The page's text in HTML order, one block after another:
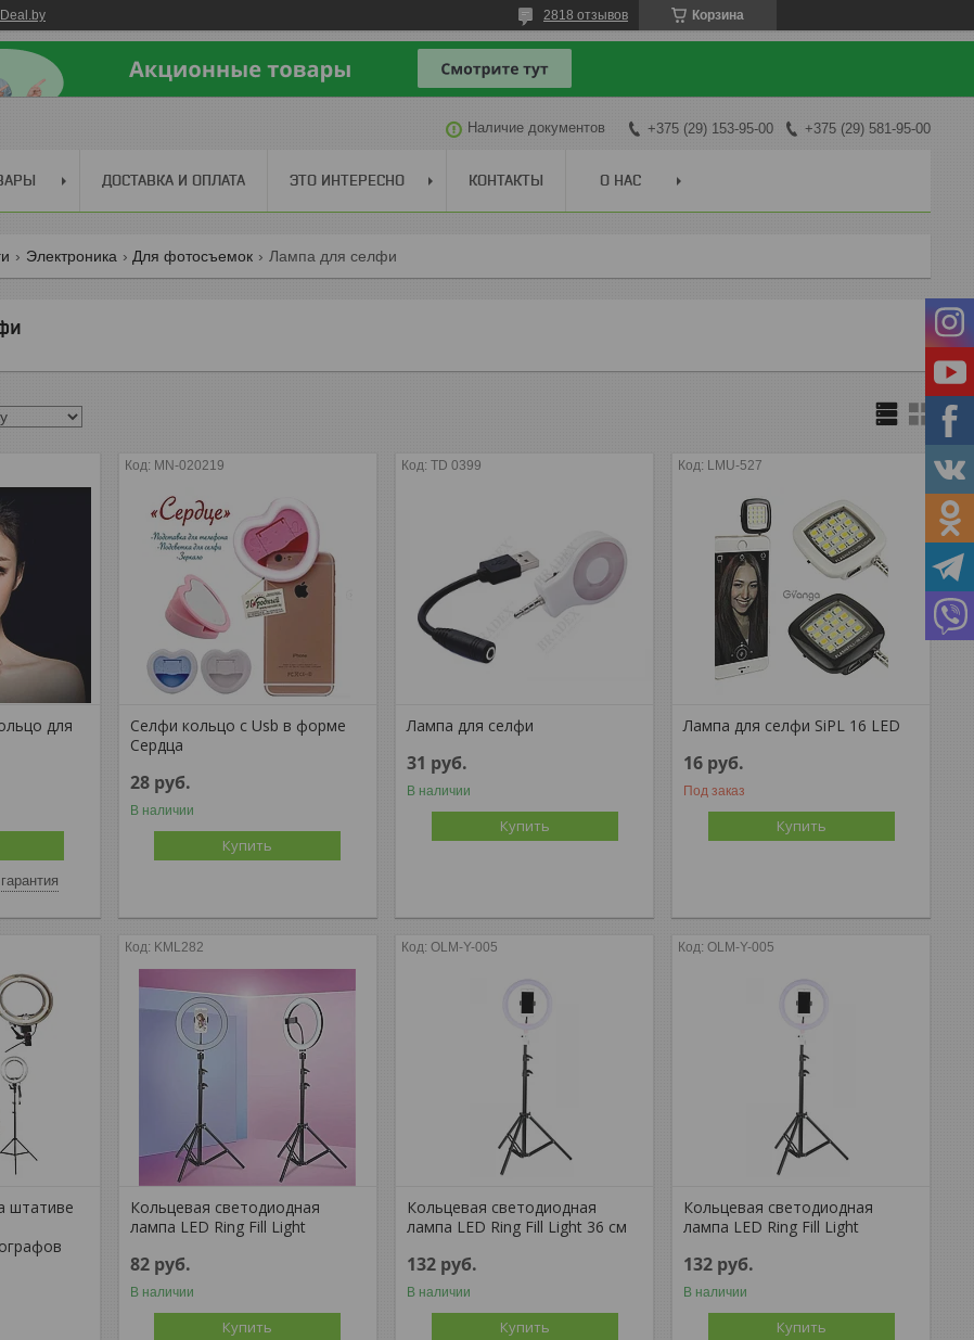
Корзина
2818 отзывов
Наличие документов +375 (29) 153-95-00 +375 (29) 581-95-00
ДОСТАВКА И ОПЛАТА ЭТО ИНТЕРЕСНО КОНТАКТЫ О НАС
Электроника Для фотосъемок Лампа для селфи
для
MN-020219
Селфи кольцо c Usb в форме
Сердца
28 руб.
В наличии
Купить
TD 0399
Лампа для селфи
31 руб.
В наличии
Купить
LMU-527
Лампа для селфи SiPL 16 LED
16 руб.
Под заказ
Купить
штативе
KML282
Кольцевая светодиодная
лампа LED Ring Fill Light
82 руб.
В наличии
Купить
OLM-Y-005
Кольцевая светодиодная
лампа LED Ring Fill Light 36 см
132 руб.
В наличии
Купить
OLM-Y-005
Кольцевая светодиодная
лампа LED Ring Fill Light
132 руб.
В наличии
Купить